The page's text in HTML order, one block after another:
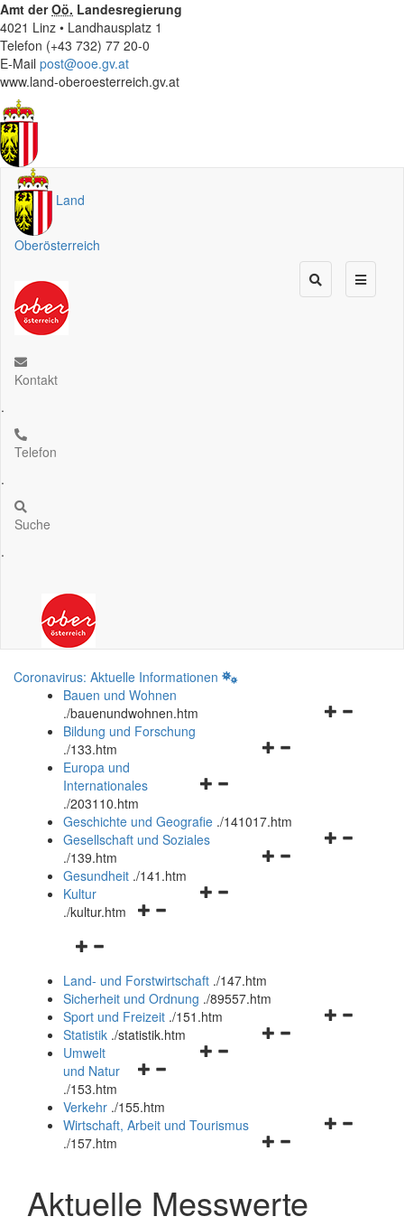
Amt derOö. Landesregierung
4021 Linz • Landhausplatz 1
Telefon (+43 732) 77 20-0
E-Mail post@ooe.gv.at
www.land-oberoesterreich.gv.at
Land
Oberösterreich
Kontakt
.
Telefon
.
Suche
.
Coronavirus: Aktuelle Informationen
Bauen und Wohnen
./bauenundwohnen.htm
Navigationsmenü
Bildung und Forschung
./133.htm
Navigationsmenü
und
schließen
Europa und
Internationales
./203110.htm
Geschichte und Geografie ./141017.htm
Navigationsmenü
Gesellschaft und Soziales
./139.htm
Navigationsmenü
Gesundheit ./141.htm
Navigationsmenü
Kultur
./kultur.htm
Navigationsmenü
und
schließen
Land- und Forstwirtschaft ./147.htm
Sicherheit und Ordnung ./89557.htm
Navigationsmenü
Sport und Freizeit ./151.htm
Navigationsmenü
Statistik ./statistik.htm
Navigationsmenü
und
schließen
Umwelt
und Natur
./153.htm
Verkehr ./155.htm
Navigationsmenü
schließen
Wirtschaft, Arbeit und Tourismus
./157.htm
Aktuelle Messwerte